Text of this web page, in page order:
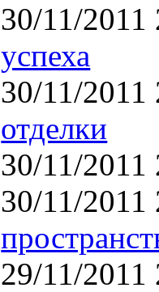
30/11/2011
успеха
30/11/2011
отделки
30/11/2011
30/11/2011
29/11/2011